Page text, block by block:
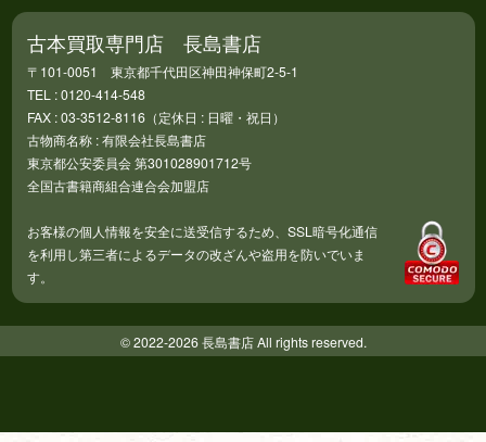
古本買取専門店 長島書店
〒101-0051 東京都千代田区神田神保町2-5-1
TEL : 0120-414-548
FAX : 03-3512-8116（定休日 : 日曜・祝日）
古物商名称 : 有限会社長島書店
東京都公安委員会 第301028901712号
全国古書籍商組合連合会加盟店
お客様の個人情報を安全に送受信するため、SSL暗号化通信
を利用し第三者によるデータの改ざんや盗用を防いでいま
す。
© 2022-2026 長島書店 All rights reserved.